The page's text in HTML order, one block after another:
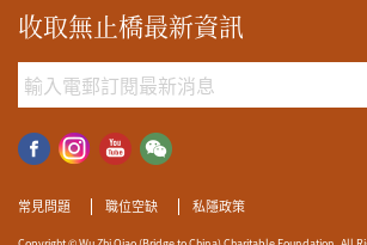
收取無止橋最新資訊
常見問題 職位空缺 私隱政策